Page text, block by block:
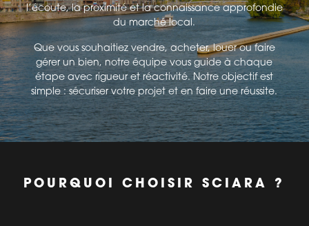
l’écoute, la proximité et la connaissance approfondie
du marché local.
Que vous souhaitiez vendre, acheter, louer ou faire
gérer un bien, notre équipe vous guide à chaque
étape avec rigueur et réactivité. Notre objectif est
simple : sécuriser votre projet et en faire une réussite.
POURQUOI CHOISIR SCIARA ?